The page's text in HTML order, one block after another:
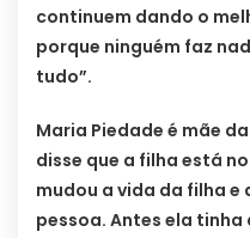
continuem dando o
porque ninguém faz
tudo”.
Maria Piedade é mãe
disse que a filha está
mudou a vida da filha e
pessoa. Antes ela